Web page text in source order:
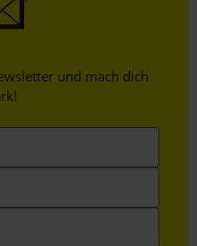
und mach dich